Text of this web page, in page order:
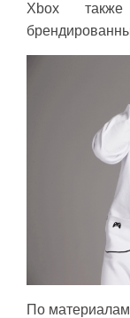
Xbox
По